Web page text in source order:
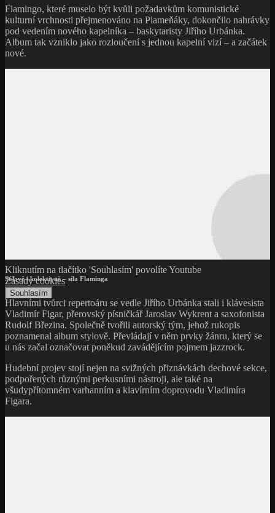
Flamingo, které muselo být kvůli požadavkům komunistické
kulturní vrchnosti přejmenováno na Plameňáky, dokončilo nahrávky
pod vedením nového kapelníka – baskytaristy Jiřího Urbánka.
Album tak vzniklo jako rozloučení s jednou kapelní vizí – a začátek
nové.
Kliknutím na tlačítko 'Souhlasím' povolíte Youtube
Zásady cookies
Souhlasím
Sólově i kolektivně – síla Flaminga
Hlavními tvůrci repertoáru se vedle Jiřího Urbánka stali i klávesista
Vladimír Figar, přerovský písničkář Jaroslav Wykrent a saxofonista
Rudolf Březina. Společně tvořili autorský tým, jehož rukopis
poznamenal album stylově. Převládají v něm prvky žánru, který se
u nás začal označovat poněkud zavádějícím pojmem jazzrock.
Hudební projev stojí nejen na svižných přiznávkách dechové sekce,
podpořených různými perkusními nástroji, ale také na
všudypřítomném varhanním a klavírním doprovodu Vladimíra
Figara.